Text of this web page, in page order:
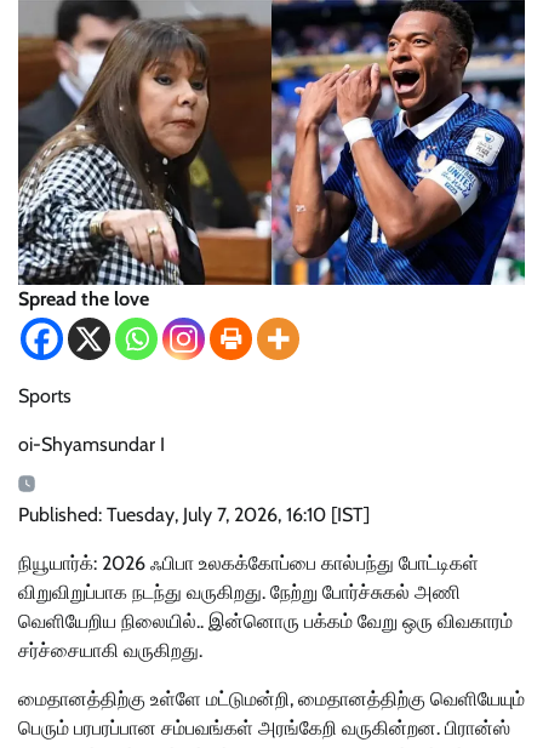
Spread the love
Sports
oi-Shyamsundar I
Published: Tuesday, July 7, 2026, 16:10 [IST]
நியூயார்க்: 2026 ஃபிபா உலகக்கோப்பை கால்பந்து போட்டிகள்
விறுவிறுப்பாக நடந்து வருகிறது. நேற்று போர்ச்சுகல் அணி
வெளியேறிய நிலையில்.. இன்னொரு பக்கம் வேறு ஒரு விவகாரம்
சர்ச்சையாகி வருகிறது.
மைதானத்திற்கு உள்ளே மட்டுமன்றி, மைதானத்திற்கு வெளியேயும்
பெரும் பரபரப்பான சம்பவங்கள் அரங்கேறி வருகின்றன. பிரான்ஸ்